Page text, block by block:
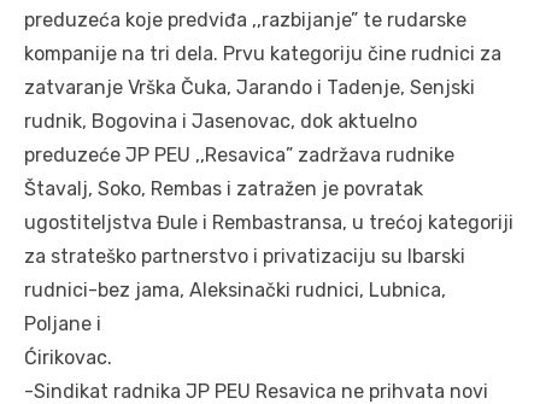
preduzeća koje predviđa ,,razbijanje” te rudarske
kompanije na tri dela. Prvu kategoriju čine rudnici za
zatvaranje Vrška Čuka, Jarando i Tadenje, Senjski
rudnik, Bogovina i Jasenovac, dok aktuelno
preduzeće JP PEU ,,Resavica” zadržava rudnike
Štavalj, Soko, Rembas i zatražen je povratak
ugostiteljstva Đule i Rembastransa, u trećoj kategoriji
za strateško partnerstvo i privatizaciju su Ibarski
rudnici-bez jama, Aleksinački rudnici, Lubnica,
Poljane i
Ćirikovac.
-Sindikat radnika JP PEU Resavica ne prihvata novi